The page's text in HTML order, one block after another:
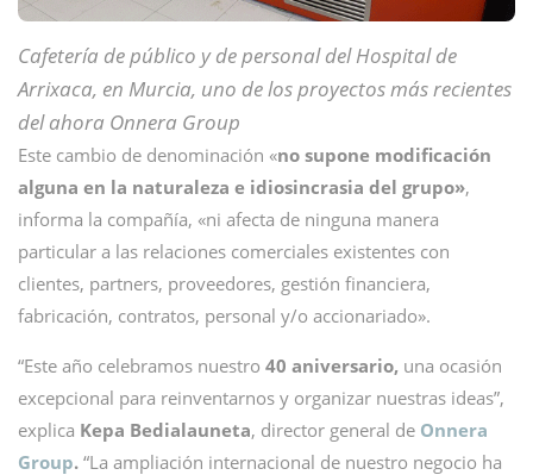
Cafetería de público y de personal del Hospital de
Arrixaca, en Murcia, uno de los proyectos más recientes
del ahora Onnera Group
Este cambio de denominación «no supone modificación
alguna en la naturaleza e idiosincrasia del grupo»,
informa la compañía, «ni afecta de ninguna manera
particular a las relaciones comerciales existentes con
clientes, partners, proveedores, gestión financiera,
fabricación, contratos, personal y/o accionariado».
“Este año celebramos nuestro 40 aniversario, una ocasión
excepcional para reinventarnos y organizar nuestras ideas”,
explica Kepa Bedialauneta, director general de Onnera
Group. “La ampliación internacional de nuestro negocio ha